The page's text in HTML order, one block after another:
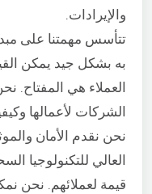
والإيرادات.
تتأسس مهمتنا على
به بشكل جيد يمكن
العملاء هي المفتاح.
الشركات لأعمالها
نحن نقدم الأمان
العالي للتكنولوجيا
قيمة لعملائهم. نحن